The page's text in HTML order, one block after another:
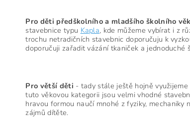
Pro děti předškolního a mladšího školního
stavebnice typu Kapla, kde můžeme vybírat i z
trochu netradičních stavebnic doporučuju k
doporučuji zařadit vázání tkaniček a
Pro větší děti - tady stále ještě hojně využijeme
tuto věkovou kategorii jsou velmi vhodné
hravou formou naučí mnohé z fyziky,
zájmů dítěte.